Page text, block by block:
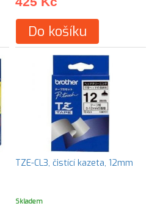
Do košíku
TZE-CL3, čistící kazeta, 12mm
Skladem